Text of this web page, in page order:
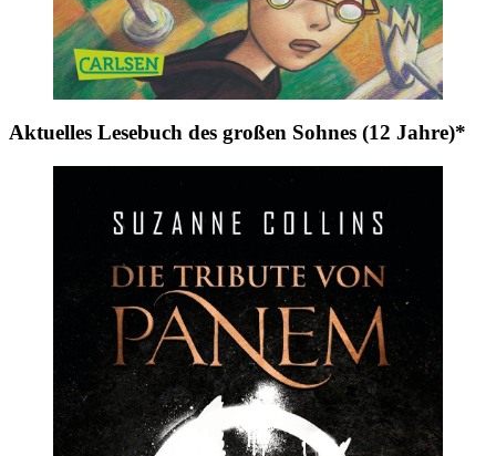
Aktuelles Lesebuch des großen Sohnes (12 Jahre)*